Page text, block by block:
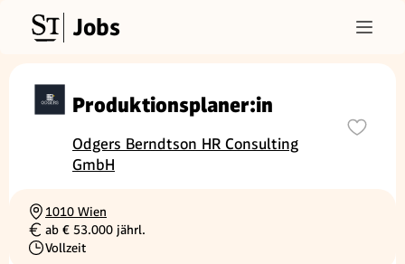
Jobs
Produktionsplaner:in
Odgers Berndtson HR Consulting
GmbH
Ortschaft
1010 Wien
Gehalt
ab € 53.000 jährl.
Beschäftigungsart
Vollzeit